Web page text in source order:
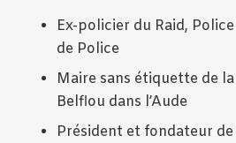
Ex-policier du Raid,
de Police
Maire sans étiquette de
Belflou dans l’Aude
Président et fondateur de